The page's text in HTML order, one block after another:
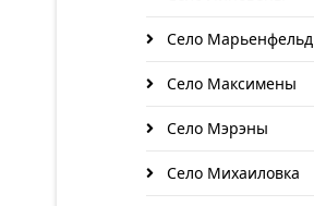
Село Марьенфельд
Село Максимены
Село Мэрэны
Село Михаиловка